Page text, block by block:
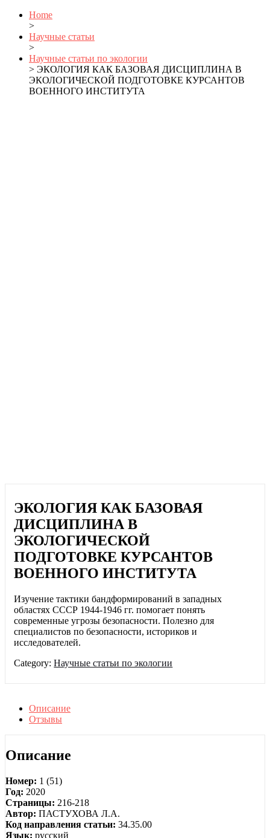
Home
>
Научные статьи
>
Научные статьи по экологии
> ЭКОЛОГИЯ КАК БАЗОВАЯ ДИСЦИПЛИНА В
ЭКОЛОГИЧЕСКОЙ ПОДГОТОВКЕ КУРСАНТОВ
ВОЕННОГО ИНСТИТУТА
ЭКОЛОГИЯ КАК БАЗОВАЯ
ДИСЦИПЛИНА В
ЭКОЛОГИЧЕСКОЙ
ПОДГОТОВКЕ КУРСАНТОВ
ВОЕННОГО ИНСТИТУТА
Изучение тактики бандформирований в западных
областях СССР 1944-1946 гг. помогает понять
современные угрозы безопасности. Полезно для
специалистов по безопасности, историков и
исследователей.
Category:Научные статьи по экологии
Описание
Отзывы
Описание
Номер: 1 (51)
Год: 2020
Страницы: 216-218
Автор: ПАСТУХОВА Л.А.
Код направления статьи: 34.35.00
Язык: русский